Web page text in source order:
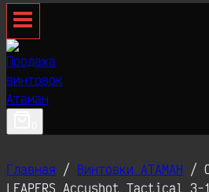
Главная / Винтовки АТАМАН /
LEAPERS Accushot Tactical 3-